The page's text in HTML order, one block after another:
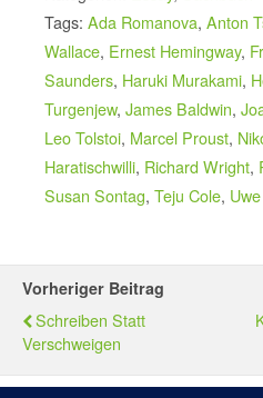
Tags: Ada Romanova, Anton
Wallace, Ernest Hemingway,
Saunders, Haruki Murakami,
Turgenjew, James Baldwin,
Leo Tolstoi, Marcel Proust,
Haratischwilli, Richard Wright,
Susan Sontag, Teju Cole,
Vorheriger Beitrag
Schreiben Statt
Verschweigen